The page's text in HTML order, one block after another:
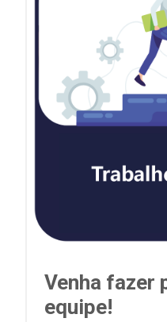
Venha fazer
equipe!